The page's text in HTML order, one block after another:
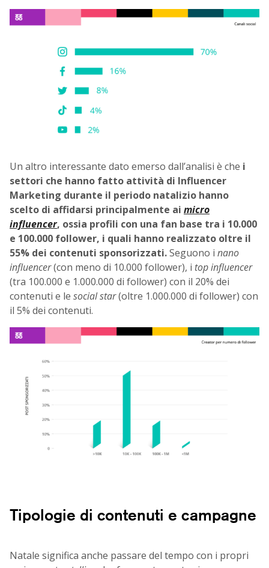
Un altro interessante dato emerso dall’analisi è che i
settori che hanno fatto attività di Influencer
Marketing durante il periodo natalizio hanno
scelto di affidarsi principalmente ai micro
influencer, ossia profili con una fan base tra i 10.000
e 100.000 follower, i quali hanno realizzato oltre il
55% dei contenuti sponsorizzati.Seguono i nano
influencer(con meno di 10.000 follower), i top influencer
(tra 100.000 e 1.000.000 di follower) con il 20% dei
contenuti e le social star(oltre 1.000.000 di follower) con
il 5% dei contenuti.
Tipologie di contenuti e campagne
Natale significa anche passare del tempo con i propri